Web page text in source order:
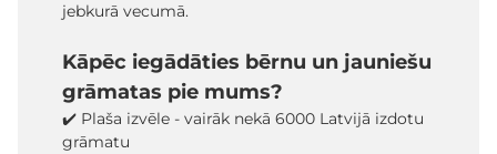
jebkurā vecumā.
Kāpēc iegādāties bērnu un jauniešu
grāmatas pie mums?
✔️ Plaša izvēle - vairāk nekā 6000 Latvijā izdotu
grāmatu